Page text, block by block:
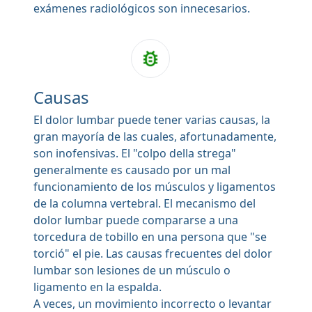
exámenes radiológicos son innecesarios.
Causas
El dolor lumbar puede tener varias causas, la
gran mayoría de las cuales, afortunadamente,
son inofensivas. El "colpo della strega"
generalmente es causado por un mal
funcionamiento de los músculos y ligamentos
de la columna vertebral. El mecanismo del
dolor lumbar puede compararse a una
torcedura de tobillo en una persona que "se
torció" el pie. Las causas frecuentes del dolor
lumbar son lesiones de un músculo o
ligamento en la espalda.
A veces, un movimiento incorrecto o levantar